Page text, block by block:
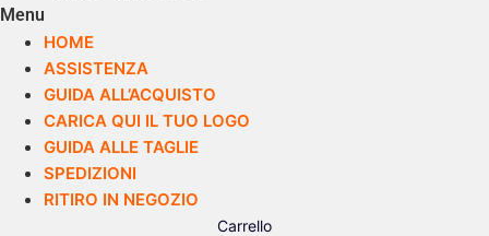
Menu
HOME
ASSISTENZA
GUIDA ALL’ACQUISTO
CARICA QUI IL TUO LOGO
GUIDA ALLE TAGLIE
SPEDIZIONI
RITIRO IN NEGOZIO
Carrello